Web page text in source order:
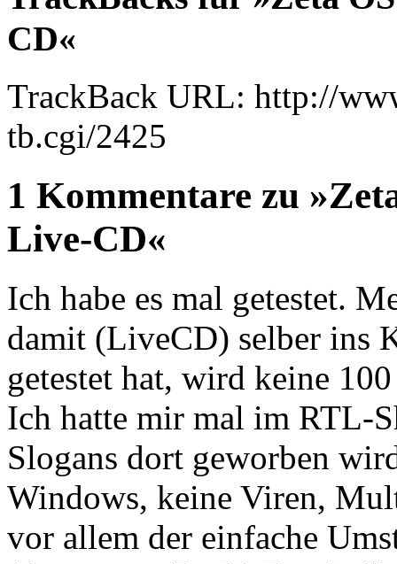
CD«
TrackBack URL: http://
tb.cgi/2425
1 Kommentare zu
Live-CD«
Ich habe es mal getestet.
damit (LiveCD) selber ins
getestet hat, wird keine
Ich hatte mir mal im RTL-
Slogans dort geworben
Windows, keine Viren,
vor allem der einfache